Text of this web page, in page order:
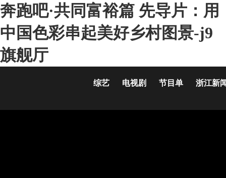
奔跑吧·共同富裕篇 先导片：用
中国色彩串起美好乡村图景-j9
旗舰厅
综艺 电视剧 节目单 浙江新